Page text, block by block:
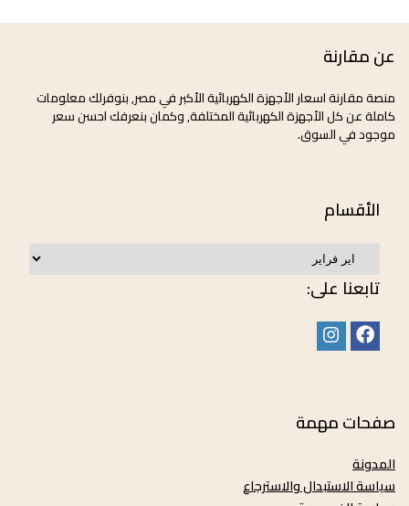
عن مقارنة
منصة مقارنة اسعار الأجهزة الكهربائية الأكبر في مصر, بنوفرلك معلومات
كاملة عن كل الأجهزة الكهربائية المختلفة, وكمان بنعرفك احسن سعر
موجود في السوق.
الأقسام
تابعنا على:
صفحات مهمة
المدونة
سياسة الاستبدال والاسترجاع